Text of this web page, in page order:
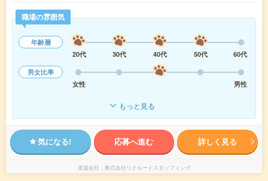
職場の雰囲気
年齢層
20代
30代 40代 50代
60代
男女比率
女性
男性
もっと見る
気になる! 応募へ進む 詳しく見る
派遣会社 株式会社リクルートスタッフィング